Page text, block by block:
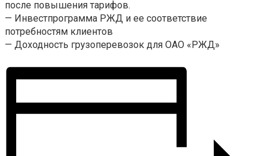
после повышения тарифов.
— Инвестпрограмма РЖД и ее соответствие
потребностям клиентов
— Доходность грузоперевозок для ОАО «РЖД»